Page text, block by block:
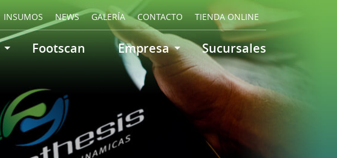
Footscan Empresa Sucursales
INSUMOS NEWS GALERÍA CONTACTO TIENDA ONLINE